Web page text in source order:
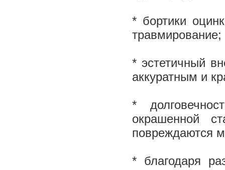
* бортики
травмирование;
* эстетичный
аккуратным и
*
окрашенной
повреждаются
* благодаря